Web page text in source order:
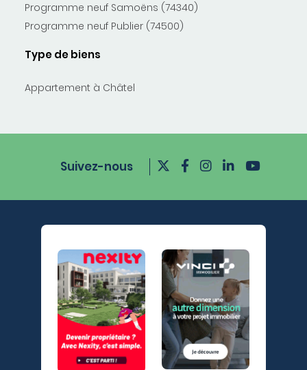
Programme neuf Samoëns (74340)
Programme neuf Publier (74500)
Type de biens
Appartement à Châtel
Suivez-nous